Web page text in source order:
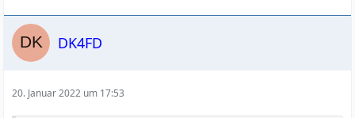
DK4FD
20. Januar 2022 um 17:53